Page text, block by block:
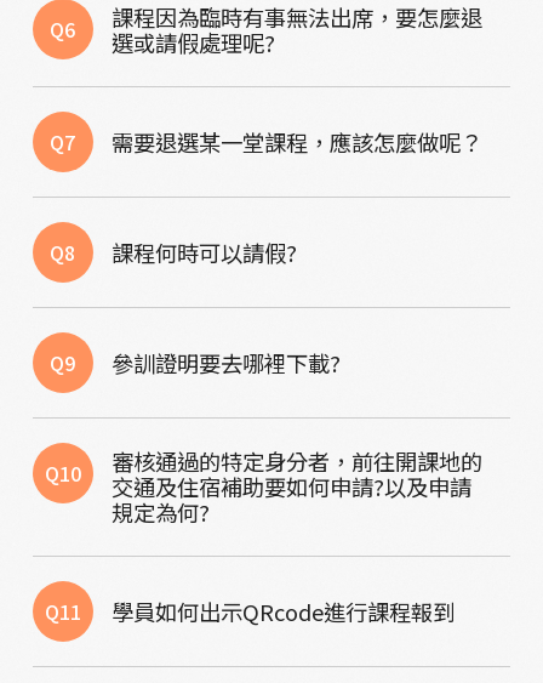
Q6
課程因為臨時有事無法出席，要怎麼退
選或請假處理呢?
Q7 需要退選某一堂課程，應該怎麼做呢？
Q8 課程何時可以請假?
Q9 參訓證明要去哪裡下載?
Q10
審核通過的特定身分者，前往開課地的
交通及住宿補助要如何申請?以及申請
規定為何?
Q11 學員如何出示QRcode進行課程報到